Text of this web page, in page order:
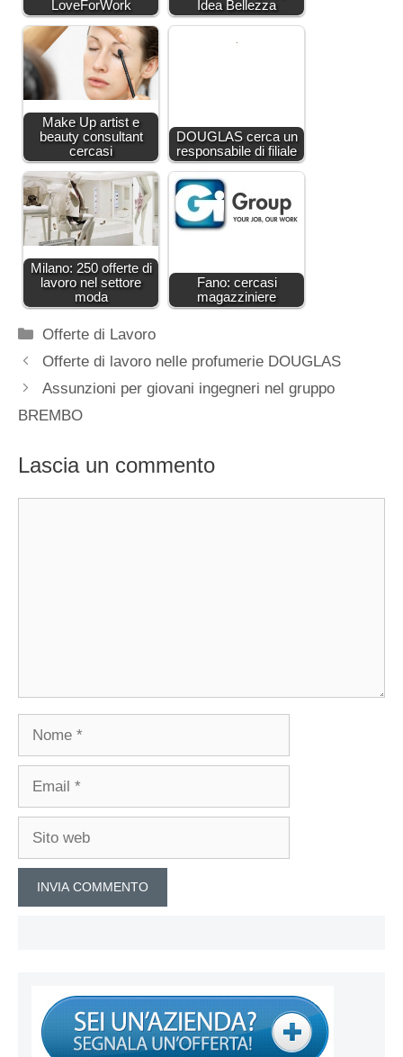
LoveForWork Idea Bellezza
Make Up artist e
beauty consultant
cercasi
DOUGLAS cerca un
responsabile di filiale
Milano: 250 offerte di
lavoro nel settore
moda
Fano: cercasi
magazziniere
Categorie
Offerte di Lavoro
Offerte di lavoro nelle profumerie DOUGLAS
Assunzioni per giovani ingegneri nel gruppo
BREMBO
Lascia un commento